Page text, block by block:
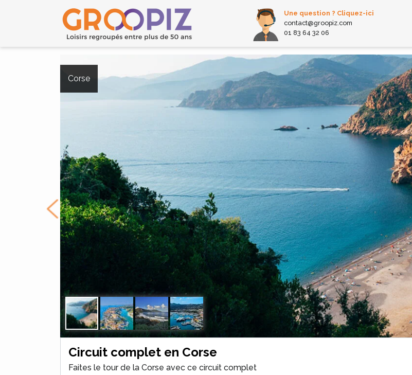
Une question ? Cliquez-ici
contact@groopiz.com
01 83 64 32 06
Corse
Circuit complet en Corse
Faites le tour de la Corse avec ce circuit complet